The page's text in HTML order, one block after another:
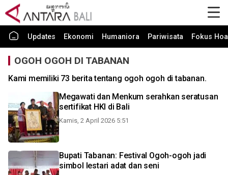
Updates Ekonomi Humaniora Pariwisata Fokus
OGOH OGOH DI TABANAN
Kami memiliki 73 berita tentang ogoh ogoh di tabanan.
Megawati dan Menkum serahkan seratusan
sertifikat HKI di Bali
Kamis, 2 April 2026 5:51
Bupati Tabanan: Festival Ogoh-ogoh jadi
simbol lestari adat dan seni